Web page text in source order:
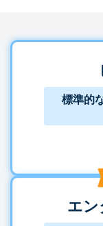
標準的
エ